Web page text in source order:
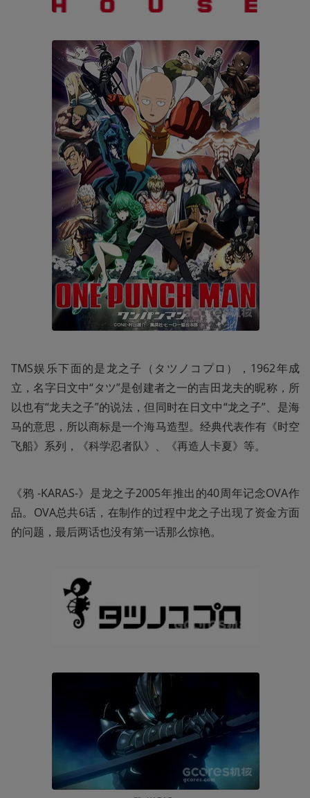
TMS娱乐下面的是龙之子（タツノコプロ），1962年成
立，名字日文中“タツ”是创建者之一的吉田龙夫的昵称，所
以也有“龙夫之子”的说法，但同时在日文中“龙之子”、是海
马的意思，所以商标是一个海马造型。经典代表作有《时空
飞船》系列，《科学忍者队》、《再造人卡夏》等。
《鸦 -KARAS-》是龙之子2005年推出的40周年记念OVA作
品。OVA总共6话，在制作的过程中龙之子出现了资金方面
的问题，最后两话也没有第一话那么惊艳。